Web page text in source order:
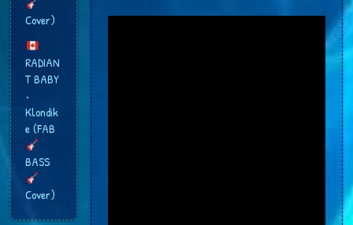
Cover)
RADIAN
T BABY
•
Klondik
e (FAB
BASS
Cover)